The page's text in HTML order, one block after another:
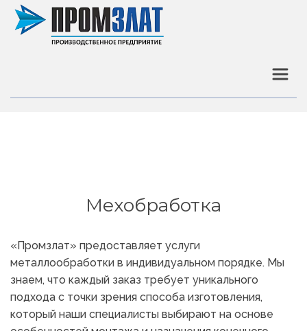
Мехобработка
«Промзлат» предоставляет услуги
металлообработки в индивидуальном порядке. Мы
знаем, что каждый заказ требует уникального
подхода с точки зрения способа изготовления,
который наши специалисты выбирают на основе